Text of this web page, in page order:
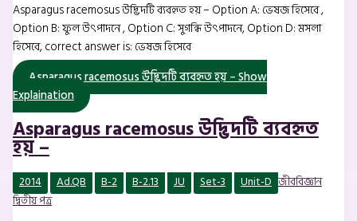
Asparagus racemosus উদ্ভিদটি ব্যবহৃত হয় – Option A: ভেষজ হিসেবে ,
Option B: ফুল উৎপাদনে , Option C: সুগন্ধি উৎপাদনে, Option D: মসলা
হিসেবে, correct answer is: ভেষজ হিসেবে
Asparagus racemosus উদ্ভিদটি ব্যবহৃত হয় –Show
Explaination
Asparagus racemosus উদ্ভিদটি ব্যবহৃত
হয় –
2014 Ad.QB B-2 B-2.13 JU Set-3 Unit-D জীববিজ্ঞান
দ্বিতীয় পত্র